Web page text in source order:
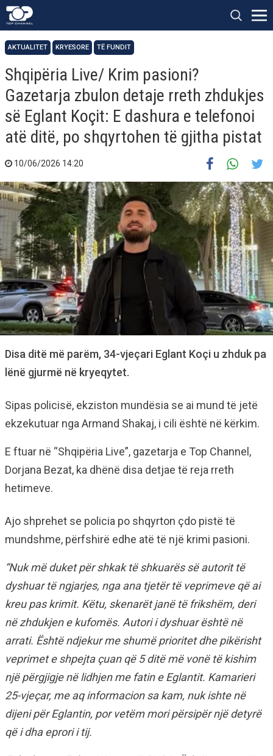
AKTUALITET KRYESORE TË FUNDIT
Shqipëria Live/ Krim pasioni?
Gazetarja zbulon detaje rreth zhdukjes
së Eglant Koçit: E dashura e telefonoi
atë ditë, po shqyrtohen të gjitha pistat
10/06/2026 14:20
Disa ditë më parëm, 34-vjeçari Eglant Koçi u zhduk pa
lënë gjurmë në kryeqytet.
Sipas policisë, ekziston mundësia se ai mund të jetë
ekzekutuar nga Armand Shakaj, i cili është në kërkim.
E ftuar në “Shqipëria Live”, gazetarja e Top Channel,
Dorjana Bezat, ka dhënë disa detjae të reja rreth
hetimeve.
Ajo shprehet se policia po shqyrton çdo pistë të
mundshme, përfshirë edhe atë të një krimi pasioni.
“Nuk më duket për shkak të shkuarës së autorit të
dyshuar të ngjarjes, nga ana tjetër të veprimeve që ai
kreu pas krimit. Këtu, skenarët janë të frikshëm, deri
në zhdukjen e kufomës. Autori i dyshuar është në
arrati. Është ndjekur me shumë prioritet dhe pikërisht
veprimet e shpejta çuan që 5 ditë më vonë të kishim
një përgjigje në lidhjen me fatin e Eglantit. Kamarieri
25-vjeçar, me aq informacion sa kam, nuk ishte në
dijeni për Eglantin, por vetëm mori përsipër një detyrë
që i dha eprori i tij.